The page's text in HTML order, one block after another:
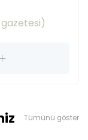
Tümünü göster